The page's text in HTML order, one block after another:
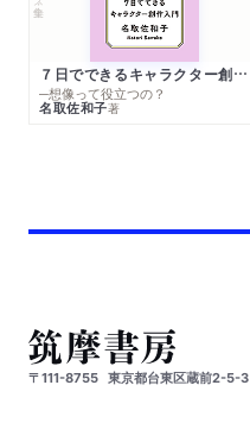
７日でできるキャラクター創作入門
─想像って役立つの？
名取佐和子著
〒111-8755 東京都台東区蔵前2-5-3